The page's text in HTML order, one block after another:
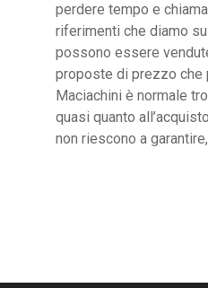
perdere tempo e
riferimenti che diamo
possono essere
proposte di prezzo che
Maciachini è normale
quasi quanto
non riescono a